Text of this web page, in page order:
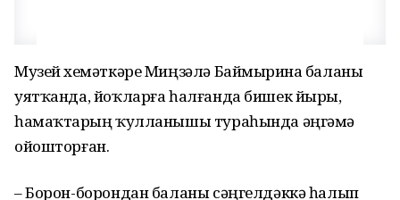
Музей хеҙмәткәре Миңзәлә Баймырҙина баланы
уятҡанда, йоҡларға һалғанда бишек йыры,
һамаҡтарҙың ҡулланышы тураһында әңгәмә
ойошторған.
– Борон-борондан баланы сәңгелдәккә һалып